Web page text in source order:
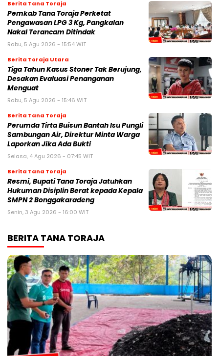
Berita Tana Toraja
Pemkab Tana Toraja Perketat
Pengawasan LPG 3 Kg, Pangkalan
Nakal Terancam Ditindak
Rabu, 5 Agu 2026 - 15:54 WIT
Berita Toraja Utara
Tiga Tahun Kasus Stoner Tak Berujung,
Desakan Evaluasi Penanganan
Menguat
Rabu, 5 Agu 2026 - 15:46 WIT
Berita Tana Toraja
Perumda Tirta Buisun Bantah Isu Pungli
Sambungan Air, Direktur Minta Warga
Laporkan Jika Ada Bukti
Selasa, 4 Agu 2026 - 07:45 WIT
Berita Tana Toraja
Resmi, Bupati Tana Toraja Jatuhkan
Hukuman Disiplin Berat kepada Kepala
SMPN 2 Bonggakaradeng
Senin, 3 Agu 2026 - 16:00 WIT
BERITA TANA TORAJA